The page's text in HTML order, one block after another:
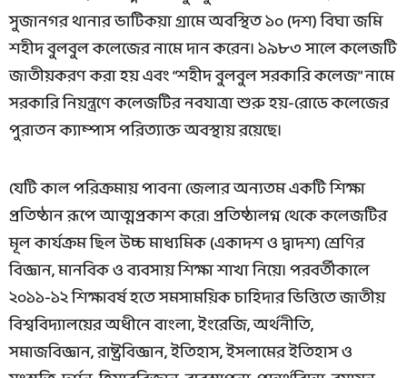
সুজানগর থানার ভাটিকয়া গ্রামে অবস্থিত ১০ (দশ) বিঘা জমি
শহীদ বুলবুল কলেজের নামে দান করেন। ১৯৮৩ সালে কলেজটি
জাতীয়করণ করা হয় এবং “শহীদ বুলবুল সরকারি কলেজ” নামে
সরকারি নিয়ন্ত্রণে কলেজটির নবযাত্রা শুরু হয়-রোডে কলেজের
পুরাতন ক্যাম্পাস পরিত্যাক্ত অবস্থায় রয়েছে।
যেটি কাল পরিক্রমায় পাবনা জেলার অন্যতম একটি শিক্ষা
প্রতিষ্ঠান রূপে আত্মপ্রকাশ করে। প্রতিষ্ঠালগ্ন থেকে কলেজটির
মূল কার্যক্রম ছিল উচ্চ মাধ্যমিক (একাদশ ও দ্বাদশ) শ্রেণির
বিজ্ঞান, মানবিক ও ব্যবসায় শিক্ষা শাখা নিয়ে। পরবর্তীকালে
২০১১-১২ শিক্ষাবর্ষ হতে সমসাময়িক চাহিদার ভিত্তিতে জাতীয়
বিশ্ববিদ্যালয়ের অধীনে বাংলা, ইংরেজি, অর্থনীতি,
সমাজবিজ্ঞান, রাষ্ট্রবিজ্ঞান, ইতিহাস, ইসলামের ইতিহাস ও